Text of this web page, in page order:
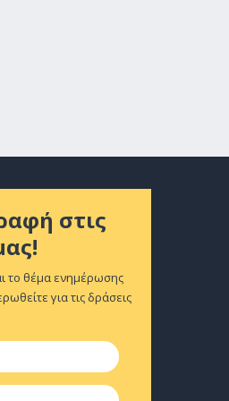
στις
το θέμα ενημέρωσης
για τις δράσεις